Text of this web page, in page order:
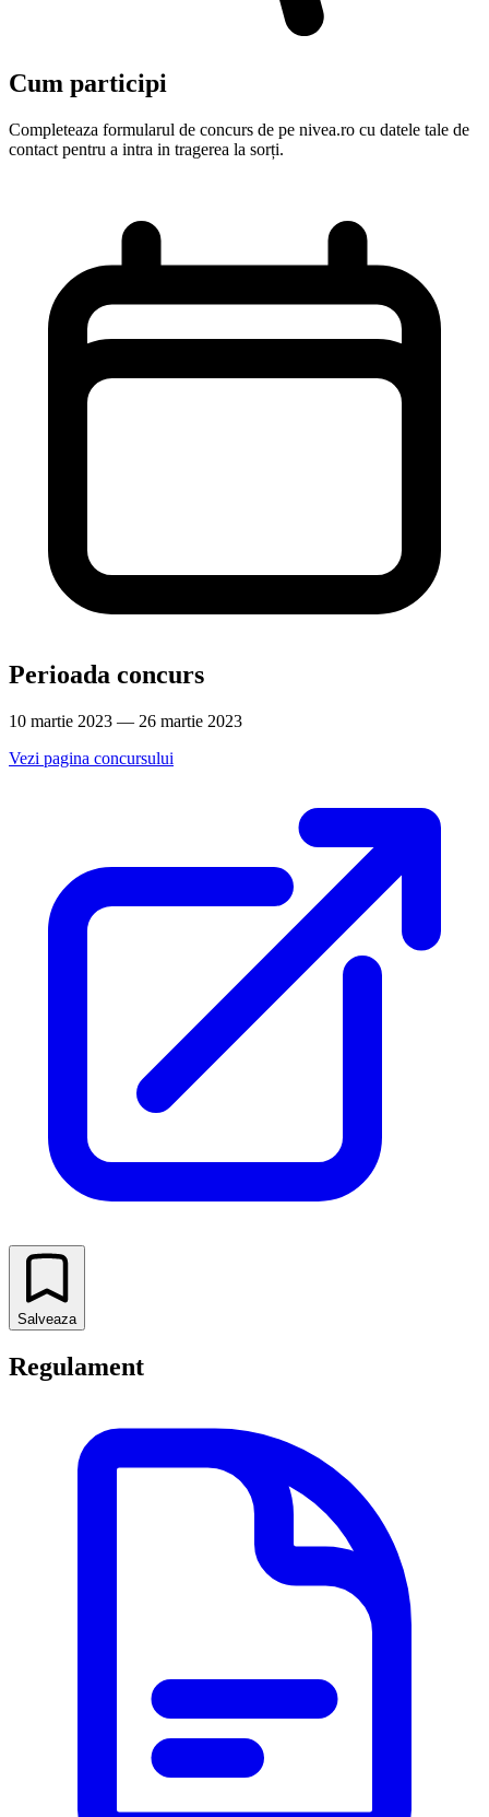
Cum participi
Completeaza formularul de concurs de pe nivea.ro cu datele tale de
contact pentru a intra in tragerea la sorți.
Perioada concurs
10 martie 2023 — 26 martie 2023
Vezi pagina concursului
Salveaza
Regulament